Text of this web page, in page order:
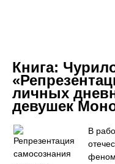
Книга:
личных
девушек
В